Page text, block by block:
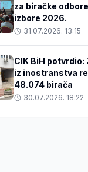
za biračke
izbore 2026.
31.07.2026. 13:15
CIK BiH potvrdio:
iz inostranstva
48.074 birača
30.07.2026. 18:22